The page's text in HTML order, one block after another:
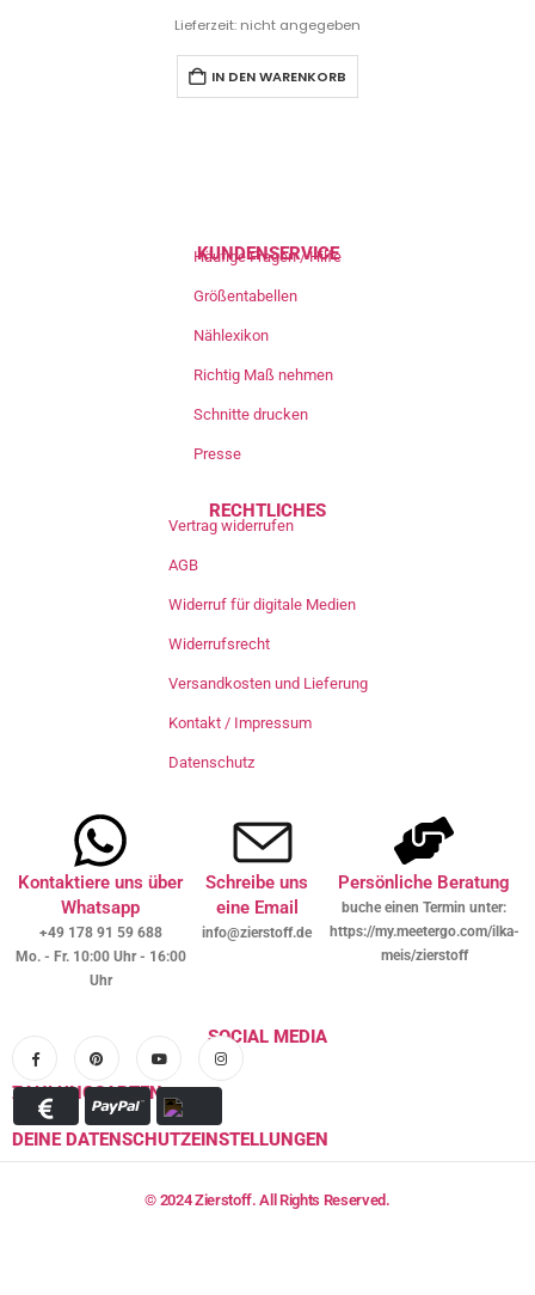
Lieferzeit: nicht angegeben
IN DEN WARENKORB
KUNDENSERVICE
Häufige Fragen / Hilfe
Größentabellen
Nählexikon
Richtig Maß nehmen
Schnitte drucken
Presse
RECHTLICHES
Vertrag widerrufen
AGB
Widerruf für digitale Medien
Widerrufsrecht
Versandkosten und Lieferung
Kontakt / Impressum
Datenschutz
Kontaktiere uns über
Whatsapp
+49 178 91 59 688
Mo. - Fr. 10:00 Uhr - 16:00
Uhr
Schreibe uns
eine Email
info@zierstoff.de
Persönliche Beratung
buche einen Termin unter:
https://my.meetergo.com/ilka-
meis/zierstoff
SOCIAL MEDIA
ZAHLUNGSARTEN
DEINE DATENSCHUTZEINSTELLUNGEN
© 2024 Zierstoff. All Rights Reserved.